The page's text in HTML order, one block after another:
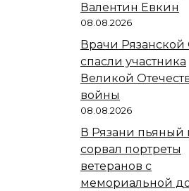
Валентин Евкин
08.08.2026
Врачи
спасли участника
Великой
войны
08.08.2026
В Рязани пьяный
сорвал портреты
ветеранов с
мемориальной